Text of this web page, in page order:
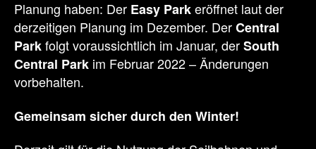
Planung haben: Der Easy Parkeröffnet laut der
derzeitigen Planung im Dezember. DerCentral
Parkfolgt voraussichtlich im Januar, derSouth
Central Park im Februar 2022 – Änderungen
vorbehalten.
Gemeinsam sicher durch den Winter!